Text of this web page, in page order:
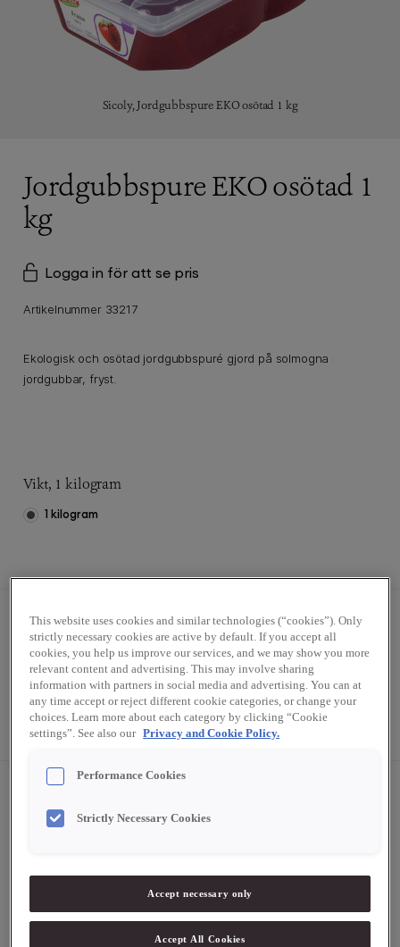
Jordgubbspure EKO osötad 1
kg
Logga in för att se pris
Artikelnummer 33217
Ekologisk och osötad jordgubbspuré gjord på solmogna
jordgubbar, fryst.
Vikt, 1 kilogram
1 kilogram
Styck Kartong (6x1 kg)
Sicoly, Jordgubbspure EKO osötad 1 kg
This website uses cookies and similar technologies (“cookies”). Only
strictly necessary cookies are active by default. If you accept all
cookies, you help us improve our services, and we may show you more
relevant content and advertising. This may involve sharing
information with partners in social media and advertising. You can at
any time accept or reject different cookie categories, or change your
choices. Learn more about each category by clicking “Cookie
settings”. See also our Privacy and Cookie Policy.
Performance Cookies
Strictly Necessary Cookies
Accept necessary only
Accept All Cookies